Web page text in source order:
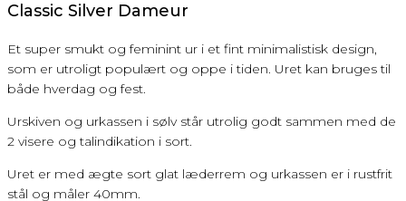
Classic Silver Dameur
Et super smukt og feminint ur i et fint minimalistisk design,
som er utroligt populært og oppe i tiden. Uret kan bruges til
både hverdag og fest.
Urskiven og urkassen i sølv står utrolig godt sammen med de
2 visere og talindikation i sort.
Uret er med ægte sort glat læderrem og urkassen er i rustfrit
stål og måler 40mm.